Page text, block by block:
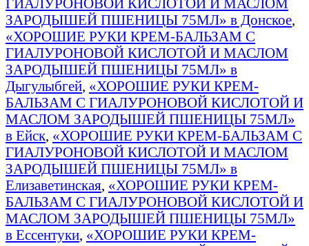
ЗАРОДЫШЕЙ ПШЕНИЦЫ 75МЛ» в Донское,
«ХОРОШИЕ РУКИ КРЕМ-БАЛЬЗАМ С
ГИАЛУРОНОВОЙ КИСЛОТОЙ И МАСЛОМ
ЗАРОДЫШЕЙ ПШЕНИЦЫ 75МЛ» в
Дыгулыбгей, «ХОРОШИЕ РУКИ КРЕМ-
БАЛЬЗАМ С ГИАЛУРОНОВОЙ КИСЛОТОЙ И
МАСЛОМ ЗАРОДЫШЕЙ ПШЕНИЦЫ 75МЛ»
в Ейск, «ХОРОШИЕ РУКИ КРЕМ-БАЛЬЗАМ С
ГИАЛУРОНОВОЙ КИСЛОТОЙ И МАСЛОМ
ЗАРОДЫШЕЙ ПШЕНИЦЫ 75МЛ» в
Елизаветинская, «ХОРОШИЕ РУКИ КРЕМ-
БАЛЬЗАМ С ГИАЛУРОНОВОЙ КИСЛОТОЙ И
МАСЛОМ ЗАРОДЫШЕЙ ПШЕНИЦЫ 75МЛ»
в Ессентуки, «ХОРОШИЕ РУКИ КРЕМ-